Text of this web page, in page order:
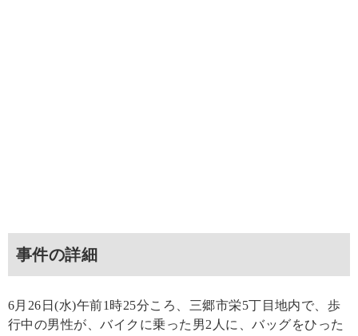
事件の詳細
6月26日(水)午前1時25分ころ、三郷市栄5丁目地内で、歩
行中の男性が、バイクに乗った男2人に、バッグをひった